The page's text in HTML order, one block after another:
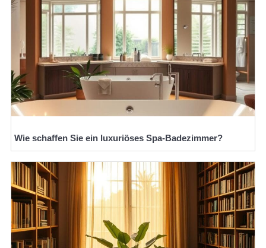
Wie schaffen Sie ein luxuriöses Spa-Badezimmer?